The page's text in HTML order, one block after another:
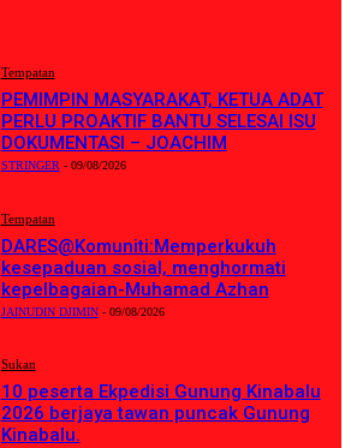
Tempatan
PEMIMPIN MASYARAKAT, KETUA ADAT
PERLU PROAKTIF BANTU SELESAI ISU
DOKUMENTASI – JOACHIM
STRINGER - 09/08/2026
Tempatan
DARES@Komuniti:Memperkukuh
kesepaduan sosial, menghormati
kepelbagaian-Muhamad Azhan
JAINUDIN DJIMIN - 09/08/2026
Sukan
10 peserta Ekpedisi Gunung Kinabalu
2026 berjaya tawan puncak Gunung
Kinabalu.